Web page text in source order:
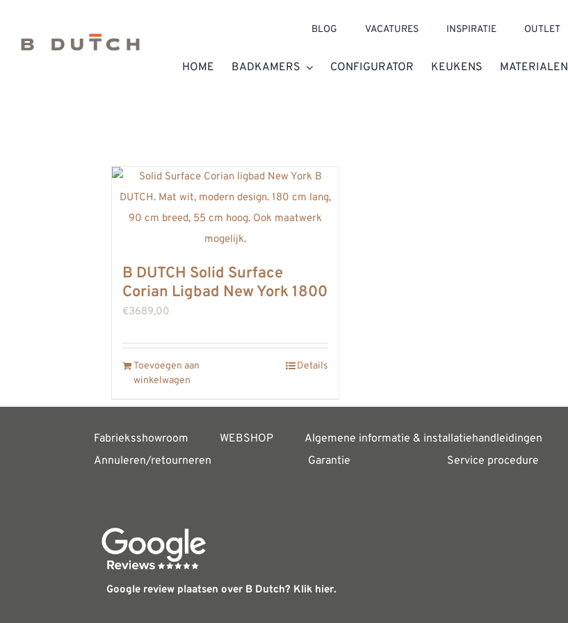
inhoud
BLOG VACATURES INSPIRATIE OUTLET
HOME BADKAMERS CONFIGURATOR KEUKENS MATERIALEN
B DUTCH Solid Surface
Corian Ligbad New York 1800
€3689,00
Toevoegen aan
winkelwagen
Details
Fabrieksshowroom WEBSHOP Algemene informatie & installatiehandleidingen
Annuleren/retourneren
Garantie Service procedure
Google review plaatsen over B Dutch? Klik hier.